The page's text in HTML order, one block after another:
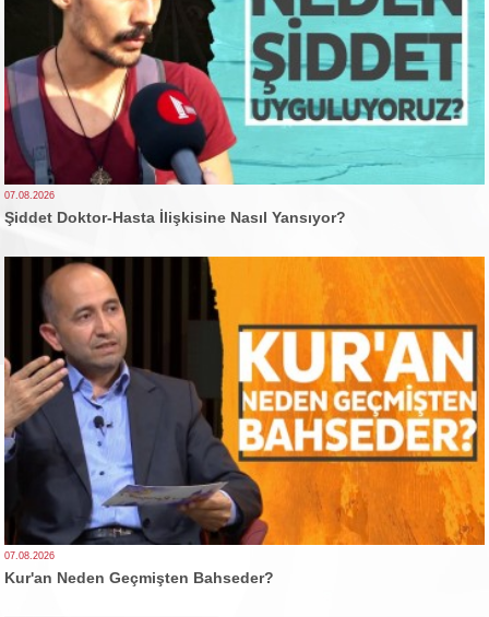
07.08.2026
Şiddet Doktor-Hasta İlişkisine Nasıl Yansıyor?
07.08.2026
Kur'an Neden Geçmişten Bahseder?